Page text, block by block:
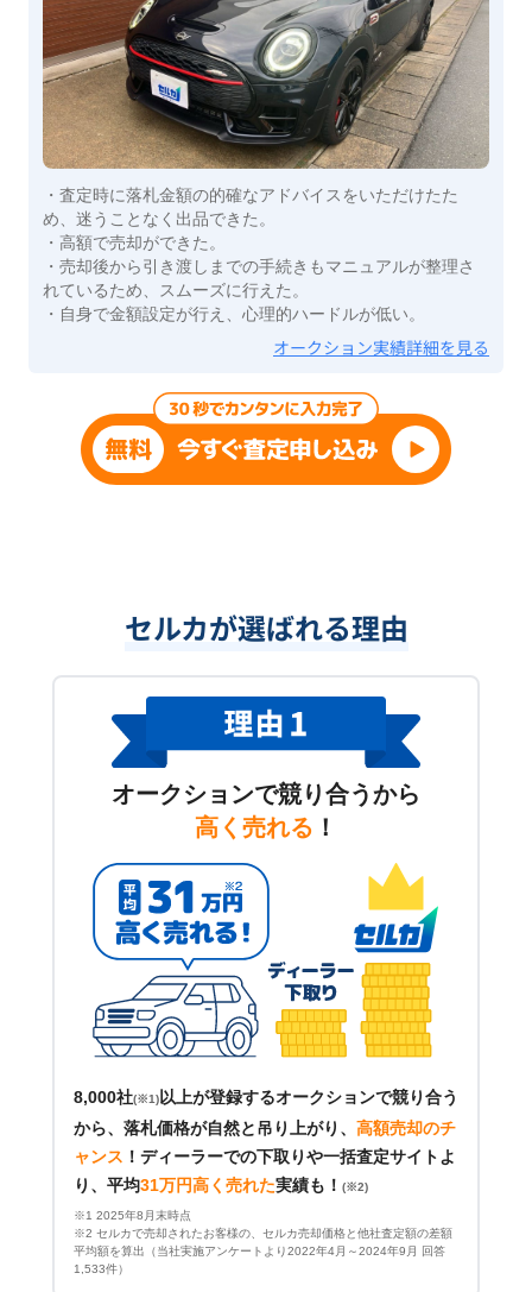
・査定時に落札金額の的確なアドバイスをいただけたた
め、迷うことなく出品できた。
・高額で売却ができた。
・売却後から引き渡しまでの手続きもマニュアルが整理さ
れているため、スムーズに行えた。
・自身で金額設定が行え、心理的ハードルが低い。
オークション実績詳細を見る
セルカが選ばれる理由
オークションで競り合うから
高く売れる ！
8,000社(※1) 以上が登録するオークションで競り合う
から、落札価格が自然と吊り上がり、 高額売却のチ
ャンス ！ ディーラーでの下取りや一括査定サイトよ
り、平均31万円高く売れた実績も！ (※2)
※1 2025年8月末時点
※2 セルカで売却されたお客様の、セルカ売却価格と他社査定額の差額
平均額を算出（当社実施アンケートより2022年4月～2024年9月 回答
1,533件）